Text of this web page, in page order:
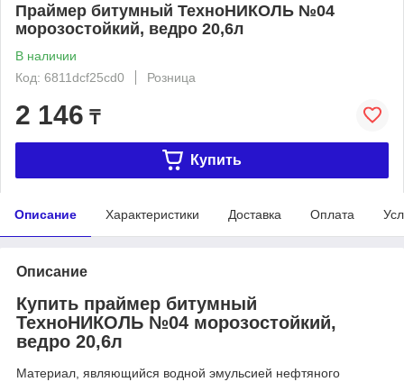
Праймер битумный ТехноНИКОЛЬ №04
морозостойкий, ведро 20,6л
В наличии
Код: 6811dcf25cd0
Розница
2 146 ₸
Купить
Описание Характеристики Доставка Оплата
Описание
Купить праймер битумный
ТехноНИКОЛЬ №04 морозостойкий,
ведро 20,6л
Материал, являющийся водной эмульсией нефтяного